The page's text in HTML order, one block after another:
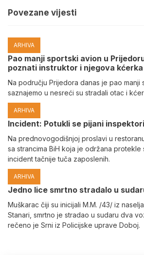
Povezane vijesti
ARHIVA
Pao manji sportski avion u
poznati instruktor i njegova kćerka
Na području Prijedora danas je pao manji
saznajemo u nesreći su stradali otac i
ARHIVA
Incident: Potukli se pijani
Na prednovogodišnjoj proslavi u
sa strancima BiH koja je održana
incident tačnije tuča zaposlenih.
ARHIVA
Јedno lice smrtno stradalo u
Muškarac čiji su inicijali M.M. /43/ iz
Stanari, smrtno je stradao u sudaru dva
rečeno je Srni iz Policijske uprave Doboj.